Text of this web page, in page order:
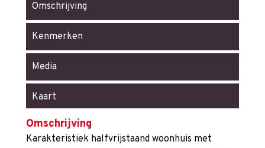
Omschrijving
Kenmerken
Media
Kaart
Omschrijving
Karakteristiek halfvrijstaand woonhuis met